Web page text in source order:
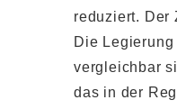
reduziert. Der
Die
vergleichbar
das in der